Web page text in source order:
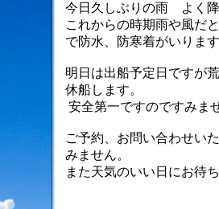
今日久しぶりの雨 よく
これからの時期雨や風だ
で防水、防寒着がいります
明日は出船予定日ですが
休船します。
安全第一ですのですみま
ご予約、お問い合わせい
みません。
また天気のいい日にお待